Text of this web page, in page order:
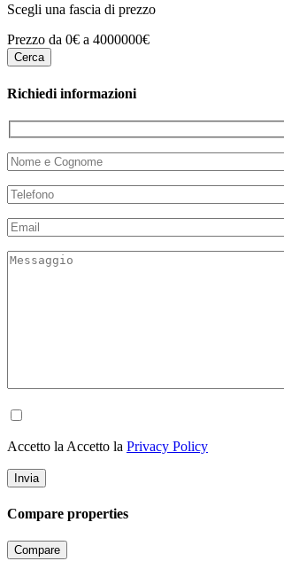
Scegli una fascia di prezzo
Prezzo da 0€ a 4000000€
Richiedi informazioni
Accetto la Accetto la Privacy Policy
Compare properties
Compare